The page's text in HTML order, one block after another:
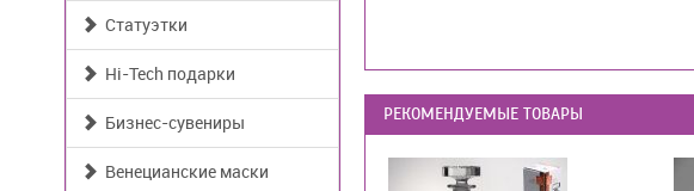
Статуэтки
Hi-Tech подарки
Бизнес-сувениры
Венецианские маски
РЕКОМЕНДУЕМЫЕ ТОВАРЫ